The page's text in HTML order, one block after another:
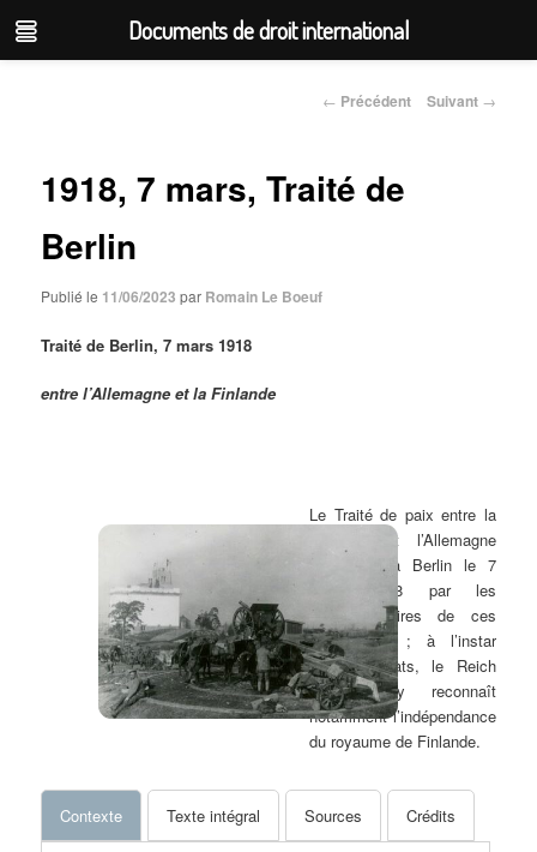
Navigation
← Précédent Suivant →
1918, 7 mars, Traité de
Berlin
Publié le 11/06/2023 par Romain Le Boeuf
Traité de Berlin, 7 mars 1918
entre l’Allemagne et la Finlande
Le Traité de paix entre la
Finlande et l’Allemagne
est signé à Berlin le 7
mars 1918 par les
plénipotentiaires de ces
deux pays ; à l’instar
d’autres États, le Reich
allemand y reconnaît
notamment l’indépendance
du royaume de Finlande.
Contexte Texte intégral Sources Crédits
Documents de droit international